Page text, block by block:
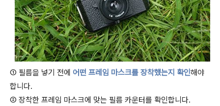
① 필름을 넣기 전에 어떤 프레임 마스크를 장착했는지 확인해야
합니다.
② 장착한 프레임 마스크에 맞는 필름 카운터를 확인합니다.